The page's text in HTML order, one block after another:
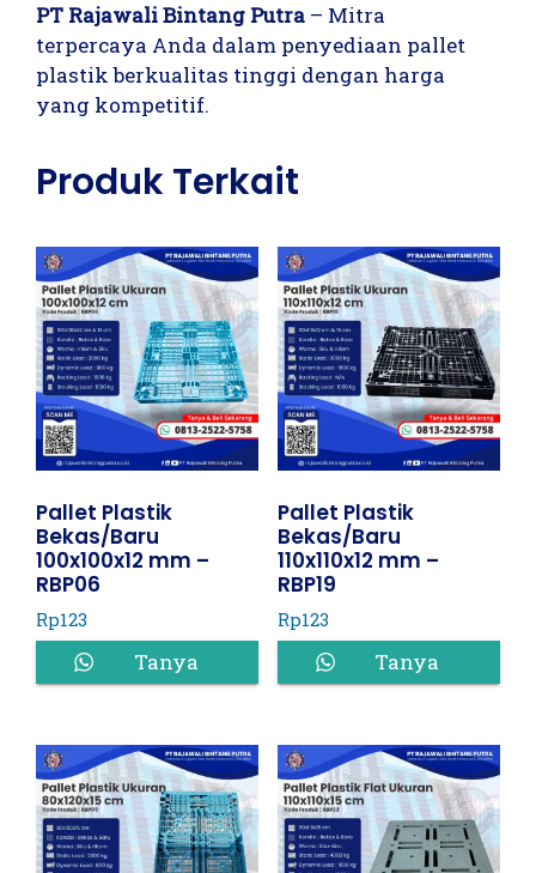
PT Rajawali Bintang Putra – Mitra
terpercaya Anda dalam penyediaan pallet
plastik berkualitas tinggi dengan harga
yang kompetitif.
Produk Terkait
Pallet Plastik
Bekas/Baru
100x100x12 mm –
RBP06
Rp123
Tanya
Pallet Plastik
Bekas/Baru
110x110x12 mm –
RBP19
Rp123
Tanya